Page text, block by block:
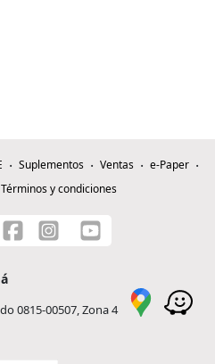
Suplementos Ventas
e-Paper
Términos y condiciones
0815-00507, Zona 4